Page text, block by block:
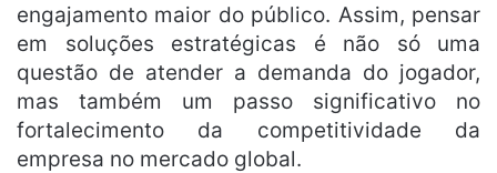
engajamento maior do público. Assim, pensar
em soluções estratégicas é não só uma
questão de atender a demanda do jogador,
mas também um passo significativo no
fortalecimento da competitividade da
empresa no mercado global.